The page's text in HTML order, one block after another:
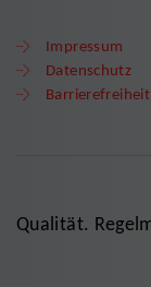
Impressum
Datenschutz
Barrierefreiheit
Qualität.